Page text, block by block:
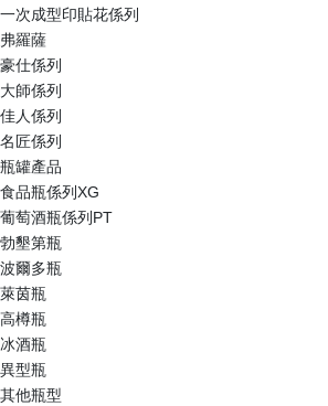
一次成型印貼花係列
弗羅薩
豪仕係列
大師係列
佳人係列
名匠係列
瓶罐產品
食品瓶係列XG
葡萄酒瓶係列PT
勃墾第瓶
波爾多瓶
萊茵瓶
高樽瓶
冰酒瓶
異型瓶
其他瓶型